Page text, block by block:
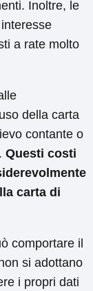
Inoltre, le
a rate molto
della carta
contante o
Questi costi
carta di
comportare il
si adottano
i propri dati